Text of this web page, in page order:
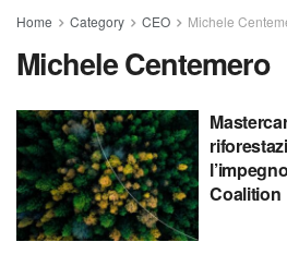
Home Category CEO Michele
Michele Centemero
Coalition